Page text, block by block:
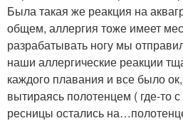
Была такая же реакция на
общем, аллергия тоже имеет
разрабатывать ногу мы
наши аллергические реакции
каждого плавания и все было
вытираясь полотенцем ( где-то
ресницы остались